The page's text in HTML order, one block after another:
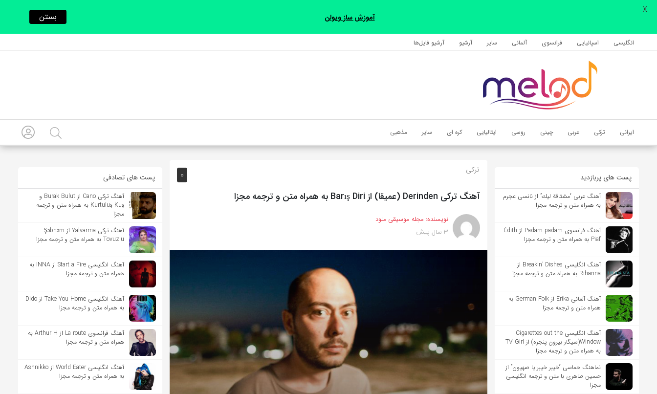
انگلیسی اسپانیایی فرانسوی آلمانی سایر آرشیو آرشیو فایل‌‎ها
ایرانی ترکی عربی چینی روسی ایتالیایی کره ای سایر مذهبی
اشتراک گذاری
با استفاده از روش‌های زیر می‌توانید این صفحه را با دوستان خود به
کپی لینک
پست های پربازدید
آهنگ عربی “مشتاقة لیك” از نانسی عجرم
به همراه متن و ترجمه مجزا
آهنگ فرانسوی Padam padam از Édith
Piaf به همراه متن و ترجمه مجزا
آهنگ انگلیسی Breakin’ Dishes از
Rihanna به همراه متن و ترجمه مجزا
آهنگ آلمانی Erika از German Folk به
همراه متن و ترجمه مجزا
آهنگ انگلیسی Cigarettes out the
Window(سیگار بیرون پنجره) از TV Girl
به همراه متن و ترجمه مجزا
نماهنگ حماسی “خیبر خیبر یا صهیون” از
حسین طاهری با متن و ترجمه انگلیسی
مجزا
0 ترکی
آهنگ ترکی Derinden (عمیقا) از Barış Diri به همراه متن و ترجمه مجزا
نویسنده: مجله موسیقی ملود
3 سال پیش
پست های تصادفی
آهنگ ترکی Cano از Burak Bulut و
Kurtuluş Kuş به همراه متن و ترجمه
مجزا
آهنگ ترکی Yalvarma از Şəbnəm
Tovuzlu به همراه متن و ترجمه مجزا
آهنگ انگلیسی Start a Fire از INNA به
همراه متن و ترجمه مجزا
آهنگ انگلیسی Take You Home از Dido
به همراه متن و ترجمه مجزا
آهنگ فرانسوی La route از Arthur H به
همراه متن و ترجمه مجزا
آهنگ انگلیسی World Eater از Ashnikko
به همراه متن و ترجمه مجزا
آموزش ساز ویولن بستن
X